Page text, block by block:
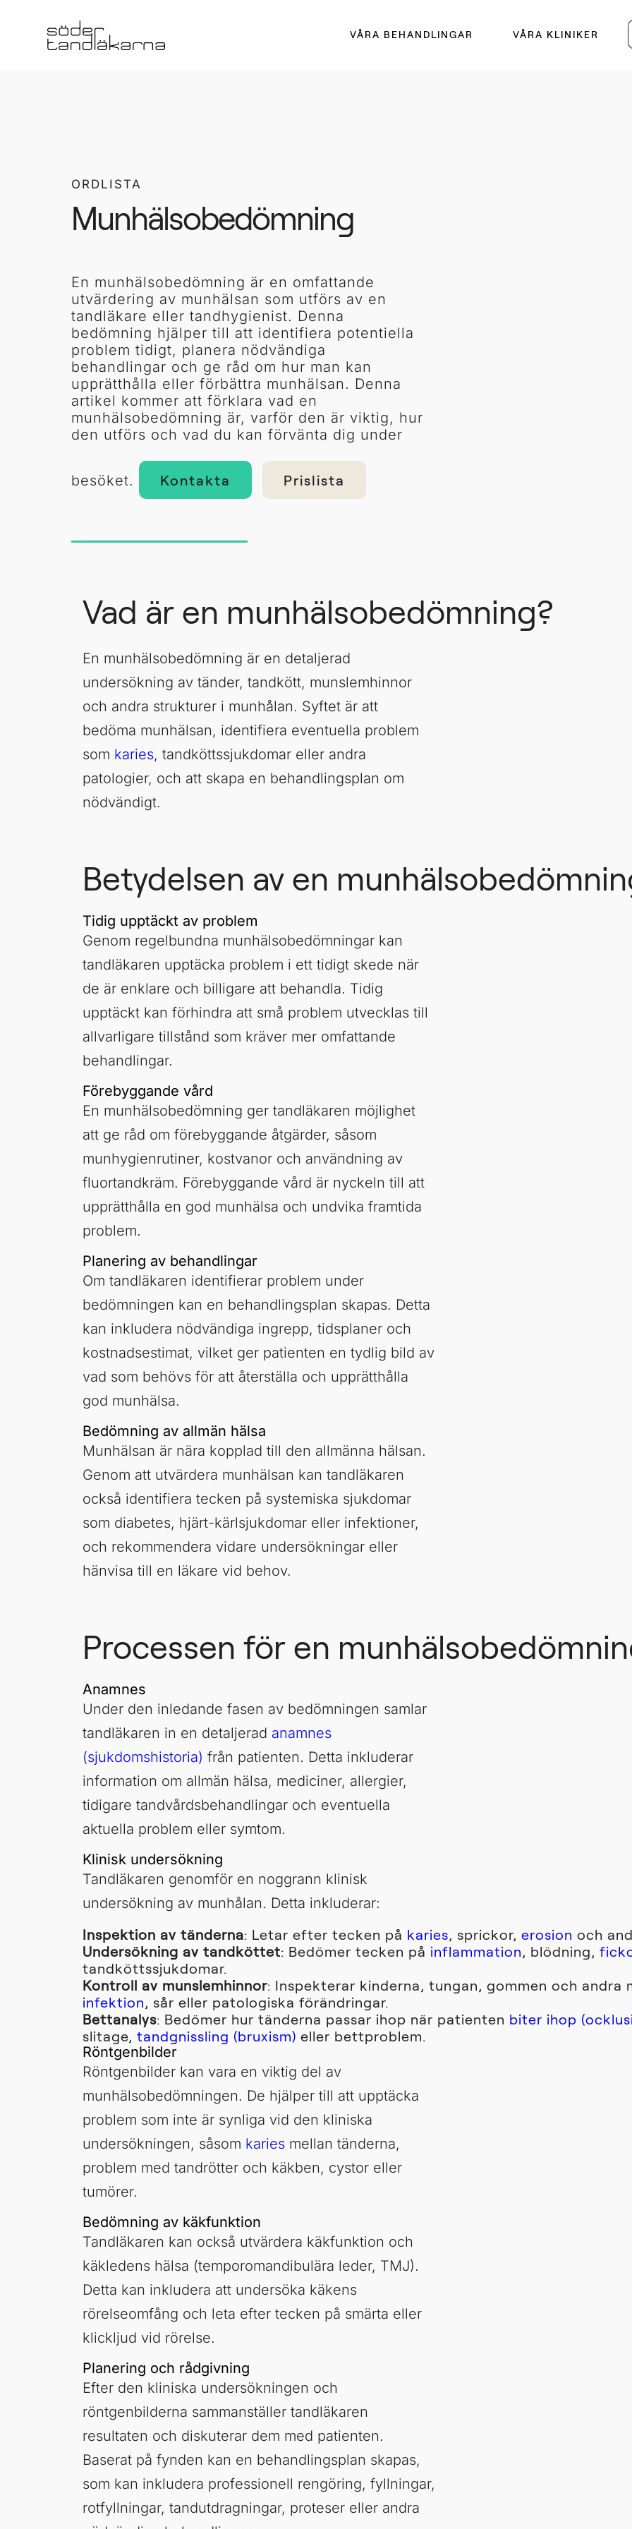
VÅRA BEHANDLINGAR VÅRA KLINIKER
ORDLISTA
Munhälsobedömning
En munhälsobedömning är en omfattande
utvärdering av munhälsan som utförs av en
tandläkare eller tandhygienist. Denna
bedömning hjälper till att identifiera potentiella
problem tidigt, planera nödvändiga
behandlingar och ge råd om hur man kan
upprätthålla eller förbättra munhälsan. Denna
artikel kommer att förklara vad en
munhälsobedömning är, varför den är viktig, hur
den utförs och vad du kan förvänta dig under
besöket. Kontakta Prislista
Vad är en munhälsobedömning?
En munhälsobedömning är en detaljerad
undersökning av tänder, tandkött, munslemhinnor
och andra strukturer i munhålan. Syftet är att
bedöma munhälsan, identifiera eventuella problem
som karies, tandköttssjukdomar eller andra
patologier, och att skapa en behandlingsplan om
nödvändigt.
Betydelsen av en
Tidig upptäckt av problem
Genom regelbundna munhälsobedömningar kan
tandläkaren upptäcka problem i ett tidigt skede när
de är enklare och billigare att behandla. Tidig
upptäckt kan förhindra att små problem utvecklas till
allvarligare tillstånd som kräver mer omfattande
behandlingar.
Förebyggande vård
En munhälsobedömning ger tandläkaren möjlighet
att ge råd om förebyggande åtgärder, såsom
munhygienrutiner, kostvanor och användning av
fluortandkräm. Förebyggande vård är nyckeln till att
upprätthålla en god munhälsa och undvika framtida
problem.
Planering av behandlingar
Om tandläkaren identifierar problem under
bedömningen kan en behandlingsplan skapas. Detta
kan inkludera nödvändiga ingrepp, tidsplaner och
kostnadsestimat, vilket ger patienten en tydlig bild av
vad som behövs för att återställa och upprätthålla
god munhälsa.
Bedömning av allmän hälsa
Munhälsan är nära kopplad till den allmänna hälsan.
Genom att utvärdera munhälsan kan tandläkaren
också identifiera tecken på systemiska sjukdomar
som diabetes, hjärt-kärlsjukdomar eller infektioner,
och rekommendera vidare undersökningar eller
hänvisa till en läkare vid behov.
Processen för en
Anamnes
Under den inledande fasen av bedömningen samlar
tandläkaren in en detaljerad anamnes
(sjukdomshistoria) från patienten. Detta inkluderar
information om allmän hälsa, mediciner, allergier,
tidigare tandvårdsbehandlingar och eventuella
aktuella problem eller symtom.
Klinisk undersökning
Tandläkaren genomför en noggrann klinisk
undersökning av munhålan. Detta inkluderar:
Inspektion av tänderna: Letar efter tecken på karies, sprickor, erosion och
Undersökning av tandköttet: Bedömer tecken på inflammation, blödning,
tandköttssjukdomar.
Kontroll av munslemhinnor: Inspekterar kinderna, tungan, gommen och andra
infektion, sår eller patologiska förändringar.
Bettanalys: Bedömer hur tänderna passar ihop när patienten biter ihop
slitage, tandgnissling (bruxism) eller bettproblem.
Röntgenbilder
Röntgenbilder kan vara en viktig del av
munhälsobedömningen. De hjälper till att upptäcka
problem som inte är synliga vid den kliniska
undersökningen, såsom kariesmellan tänderna,
problem med tandrötter och käkben, cystor eller
tumörer.
Bedömning av käkfunktion
Tandläkaren kan också utvärdera käkfunktion och
käkledens hälsa (temporomandibulära leder, TMJ).
Detta kan inkludera att undersöka käkens
rörelseomfång och leta efter tecken på smärta eller
klickljud vid rörelse.
Planering och rådgivning
Efter den kliniska undersökningen och
röntgenbilderna sammanställer tandläkaren
resultaten och diskuterar dem med patienten.
Baserat på fynden kan en behandlingsplan skapas,
som kan inkludera professionell rengöring, fyllningar,
rotfyllningar, tandutdragningar, proteser eller andra